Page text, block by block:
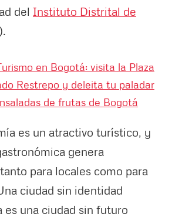
del Instituto Distrital de
en Bogotá: visita la Plaza
Restrepo y deleita tu paladar
de frutas de Bogotá
es un atractivo turístico, y
genera
para locales como para
ciudad sin identidad
es una ciudad sin futuro